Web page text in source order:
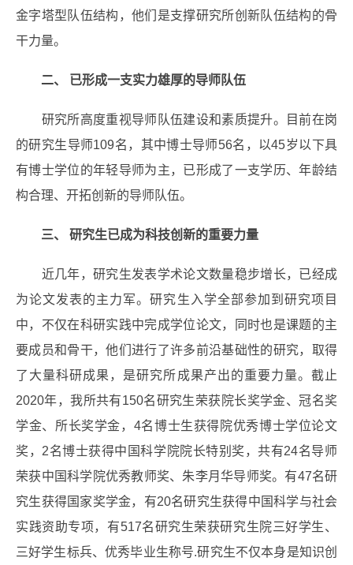
金字塔型队伍结构，他们是支撑研究所创新队伍结构的骨
干力量。
二、 已形成一支实力雄厚的导师队伍
研究所高度重视导师队伍建设和素质提升。目前在岗
的研究生导师109名，其中博士导师56名，以45岁以下具
有博士学位的年轻导师为主，已形成了一支学历、年龄结
构合理、开拓创新的导师队伍。
三、 研究生已成为科技创新的重要力量
近几年，研究生发表学术论文数量稳步增长，已经成
为论文发表的主力军。研究生入学全部参加到研究项目
中，不仅在科研实践中完成学位论文，同时也是课题的主
要成员和骨干，他们进行了许多前沿基础性的研究，取得
了大量科研成果，是研究所成果产出的重要力量。截止
2020年，我所共有150名研究生荣获院长奖学金、冠名奖
学金、所长奖学金，4名博士生获得院优秀博士学位论文
奖，2名博士获得中国科学院院长特别奖，共有24名导师
荣获中国科学院优秀教师奖、朱李月华导师奖。有47名研
究生获得国家奖学金，有20名研究生获得中国科学与社会
实践资助专项，有517名研究生荣获研究生院三好学生、
三好学生标兵、优秀毕业生称号.研究生不仅本身是知识创